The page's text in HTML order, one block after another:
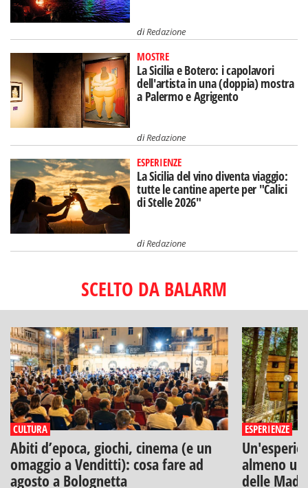
diRedazione
MOSTRE
La Sicilia e Botero: i capolavori
dell'artista in una (doppia) mostra
a Palermo e Agrigento
diRedazione
ESPERIENZE
La Sicilia del vino diventa viaggio:
tutte le cantine aperte per "Calici
di Stelle 2026"
diRedazione
SCELTO DA BALARM
CULTURA
Abiti d’epoca, giochi, cinema (e un
omaggio a Venditti): cosa fare ad
agosto a Bolognetta
ESPERIENZE
almeno
delle